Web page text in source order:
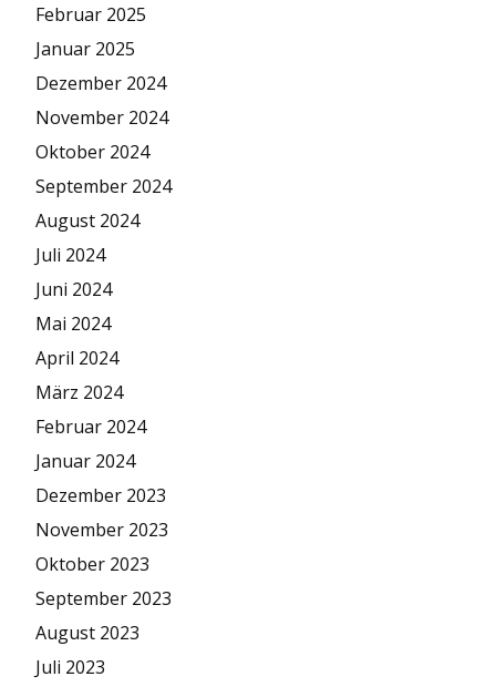
Februar 2025
Januar 2025
Dezember 2024
November 2024
Oktober 2024
September 2024
August 2024
Juli 2024
Juni 2024
Mai 2024
April 2024
März 2024
Februar 2024
Januar 2024
Dezember 2023
November 2023
Oktober 2023
September 2023
August 2023
Juli 2023